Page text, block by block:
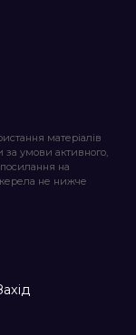
матеріалів
за умови активного,
на
не нижче